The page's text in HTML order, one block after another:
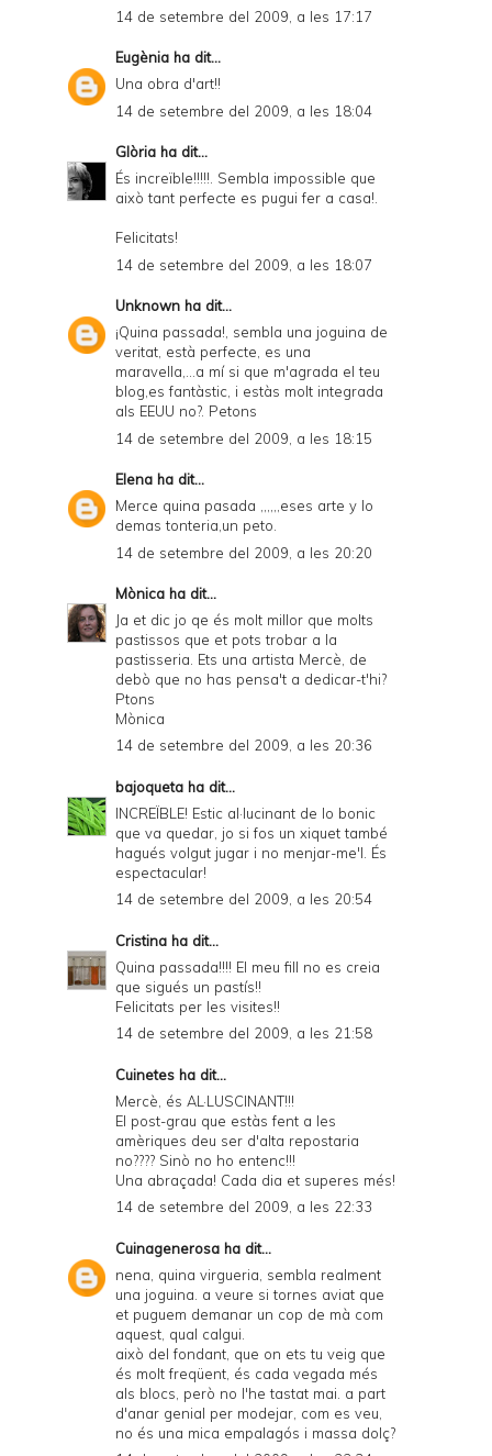
14 de setembre del 2009, a les 17:17
Eugènia ha dit...
Una obra d'art!!
14 de setembre del 2009, a les 18:04
Glòria ha dit...
És increïble!!!!!. Sembla impossible que
això tant perfecte es pugui fer a casa!.
Felicitats!
14 de setembre del 2009, a les 18:07
Unknown ha dit...
¡Quina passada!, sembla una joguina de
veritat, està perfecte, es una
maravella,...a mí si que m'agrada el teu
blog,es fantàstic, i estàs molt integrada
als EEUU no?. Petons
14 de setembre del 2009, a les 18:15
Elena ha dit...
Merce quina pasada ,,,,,,eses arte y lo
demas tonteria,un peto.
14 de setembre del 2009, a les 20:20
Mònica ha dit...
Ja et dic jo qe és molt millor que molts
pastissos que et pots trobar a la
pastisseria. Ets una artista Mercè, de
debò que no has pensa't a dedicar-t'hi?
Ptons
Mònica
14 de setembre del 2009, a les 20:36
bajoqueta ha dit...
INCREÏBLE! Estic al·lucinant de lo bonic
que va quedar, jo si fos un xiquet també
hagués volgut jugar i no menjar-me'l. És
espectacular!
14 de setembre del 2009, a les 20:54
Cristina ha dit...
Quina passada!!!! El meu fill no es creia
que sigués un pastís!!
Felicitats per les visites!!
14 de setembre del 2009, a les 21:58
Cuinetes ha dit...
Mercè, és AL·LUSCINANT!!!
El post-grau que estàs fent a les
amèriques deu ser d'alta repostaria
no???? Sinò no ho entenc!!!
Una abraçada! Cada dia et superes més!
14 de setembre del 2009, a les 22:33
Cuinagenerosa ha dit...
nena, quina virgueria, sembla realment
una joguina. a veure si tornes aviat que
et puguem demanar un cop de mà com
aquest, qual calgui.
això del fondant, que on ets tu veig que
és molt freqüent, és cada vegada més
als blocs, però no l'he tastat mai. a part
d'anar genial per modejar, com es veu,
no és una mica empalagós i massa dolç?